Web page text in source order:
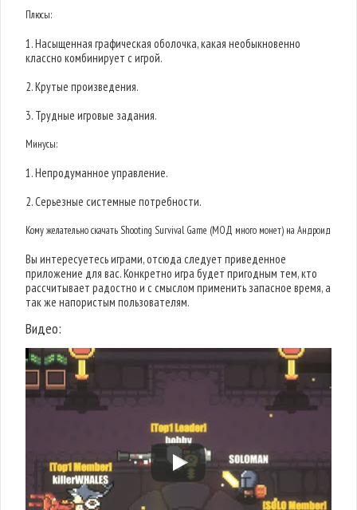
Плюсы:
1. Насыщенная графическая оболочка, какая необыкновенно
классно комбинирует с игрой.
2. Крутые произведения.
3. Трудные игровые задания.
Минусы:
1. Непродуманное управление.
2. Серьезные системные потребности.
Кому желательно скачать Shooting Survival Game (МОД много монет) на Андроид
Вы интересуетесь играми, отсюда следует приведенное
приложение для вас. Конкретно игра будет пригодным тем, кто
рассчитывает радостно и с смыслом применить запасное время, а
так же напористым пользователям.
Видео: